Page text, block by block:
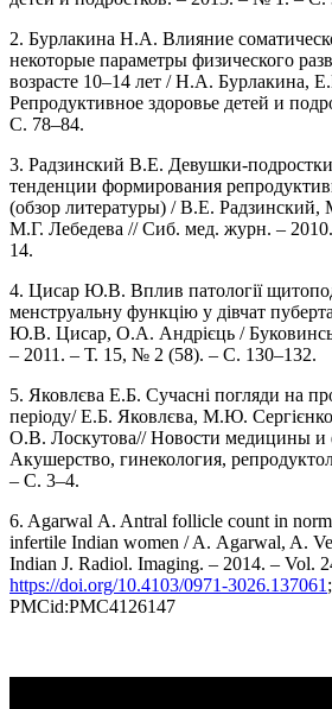
2. Бурлакина H.A. Влияние
некоторые параметры физического
возрасте 10–14 лет / H.A. Бурлакина,
Репродуктивное здоровье детей и
С. 78–84.
3. Радзинский В.Е. Девушки-
тенденции формирования
(обзор литературы) / В.Е.
М.Г. Лебедева // Сиб. мед. журн. –
14.
4. Цисар Ю.В. Вплив патології
менструальну функцію у дівчат
Ю.В. Цисар, О.А. Андрієць /
– 2011. – Т. 15, № 2 (58). – С. 130–132.
5. Яковлєва Е.Б. Сучасні погляди на
періоду/ Е.Б. Яковлєва, М.Ю.
О.В. Лоскутова// Новости медицины и
Акушерство, гинекология,
– С. 3–4.
6. Agarwal A. Antral follicle count in
infertile Indian women / A. Agarwal, A.
Indian J. Radiol. Imaging. – 2014. – Vol.
https://doi.org/10.4103/0971-3026.137061
PMCid:PMC4126147